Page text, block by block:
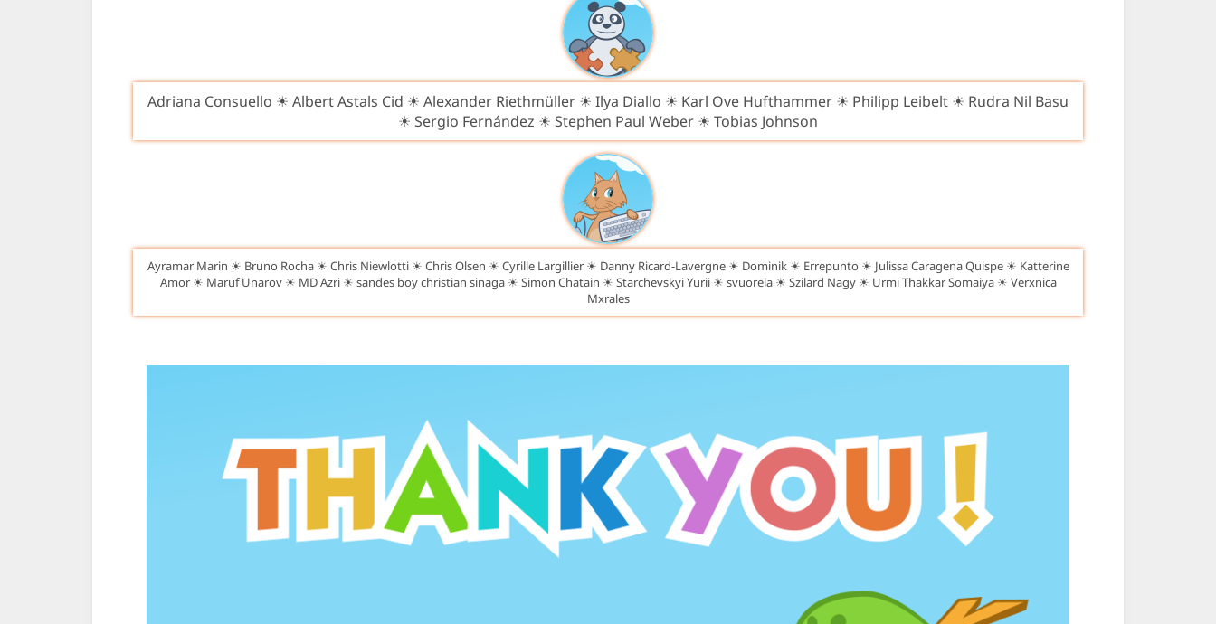
Adriana Consuello ☀ Albert Astals Cid ☀ Alexander Riethmüller ☀ Ilya Diallo ☀ Karl Ove Hufthammer ☀ Philipp Leibelt ☀ Rudra Nil Basu
☀ Sergio Fernández ☀ Stephen Paul Weber ☀ Tobias Johnson
Ayramar Marin ☀ Bruno Rocha ☀ Chris Niewlotti ☀ Chris Olsen ☀ Cyrille Largillier ☀ Danny Ricard-Lavergne ☀ Dominik ☀ Errepunto ☀ Julissa Caragena Quispe ☀ Katterine
Amor ☀ Maruf Unarov ☀ MD Azri ☀ sandes boy christian sinaga ☀ Simon Chatain ☀ Starchevskyi Yurii ☀ svuorela ☀ Szilard Nagy ☀ Urmi Thakkar Somaiya ☀ Verxnica
Mxrales